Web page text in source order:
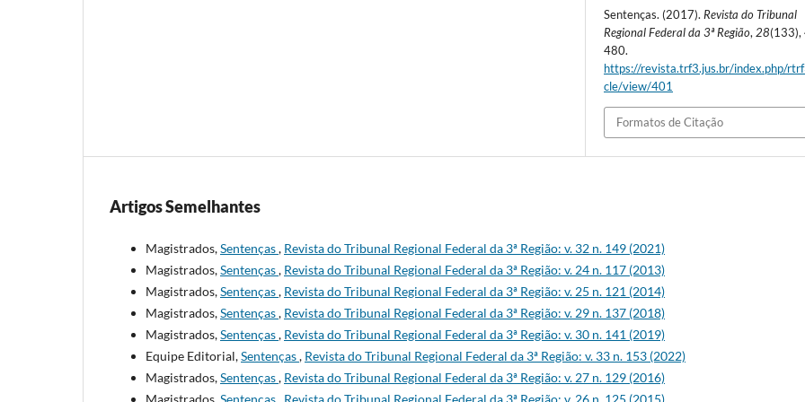
Sentenças. (2017). Revista do Tribunal
Regional Federal da 3ª Região, 28(133),
480.
https://revista.trf3.jus.br/index.php/
cle/view/401
Formatos de Citação
Artigos Semelhantes
Magistrados,Sentenças, Revista do Tribunal Regional Federal da 3ª Região: v. 32 n. 149 (2021)
Magistrados,Sentenças, Revista do Tribunal Regional Federal da 3ª Região: v. 24 n. 117 (2013)
Magistrados,Sentenças, Revista do Tribunal Regional Federal da 3ª Região: v. 25 n. 121 (2014)
Magistrados,Sentenças, Revista do Tribunal Regional Federal da 3ª Região: v. 29 n. 137 (2018)
Magistrados,Sentenças, Revista do Tribunal Regional Federal da 3ª Região: v. 30 n. 141 (2019)
Equipe Editorial,Sentenças, Revista do Tribunal Regional Federal da 3ª Região: v. 33 n. 153 (2022)
Magistrados,Sentenças, Revista do Tribunal Regional Federal da 3ª Região: v. 27 n. 129 (2016)
Magistrados, Sentenças Revista do Tribunal Regional Federal da 3ª Região: v. 26 n. 125 (2015)